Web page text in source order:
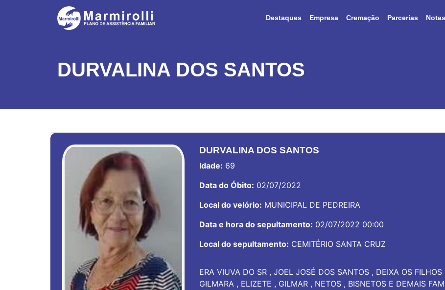
Destaques Empresa Cremação Parcerias
DURVALINA DOS SANTOS
DURVALINA DOS SANTOS
Idade: 69
Data do Óbito: 02/07/2022
Local do velório: MUNICIPAL DE PEDREIRA
Data e hora do sepultamento: 02/07/2022 00:00
Local do sepultamento: CEMITÉRIO SANTA CRUZ
ERA VIUVA DO SR , JOEL JOSÉ DOS SANTOS , DEIXA OS
GILMARA , ELIZETE , GILMAR , NETOS , BISNETOS E DEMAIS